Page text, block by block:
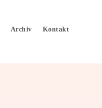
Archiv Kontakt